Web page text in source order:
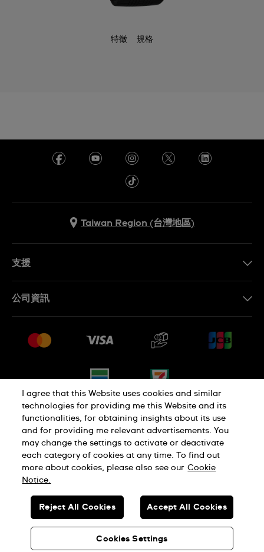
特徵 規格
Taiwan Region (台灣地區)
支援
銷售條款
公司資訊
工作機會
隱私權政策 Cookie Notice
使用者條款
瑞士製造
I agree that this Website uses cookies and similar
technologies for providing me this Website and its
functionalities, for obtaining insights about its use
and for providing me relevant advertisements. You
may change the settings to activate or deactivate
each category of cookies at any time. To find out
more about cookies, please also see our Cookie
Notice.
Cookies Settings
Reject All Cookies Accept All Cookies